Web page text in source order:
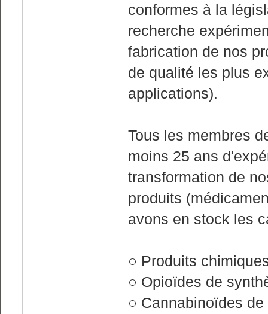
conformes à la
recherche
fabrication de nos
de qualité les plus
applications).
Tous les membres
moins 25 ans
transformation de
produits
avons en stock les
○ Produits
○ Opioïdes de
○ Cannabinoïdes